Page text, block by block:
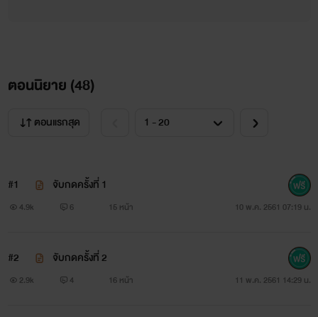
ชี่ปี 1 คณะบริหารธุรกิจ
นิสัย : เป็นคนร่าเริง ดื้อ เอาแต่ใจ ขี้อ้อน และชอบกินหมูปิ้ง
สถานะ : หมั่นแล้ว(แบบไม่เต็มใจ)
‼️คำเตือน
⭐️ นิยายเรื่องนี้เป็นเพียงความมโนของไรท์เท่านั้น ตัวละคร
สถานที่เป็นเพียงแค่เรื่องสมมติขึ้นมาทั้งสิ้น หากผิดพลาด
ตอนนิยาย (48)
ตอนแรกสุด
#1 จับกดครั้งที่ 1
4.9k 6 15 หน้า 10 พ.ค. 2561 07:19 น.
#2 จับกดครั้งที่ 2
2.9k 4 16 หน้า 11 พ.ค. 2561 14:29 น.